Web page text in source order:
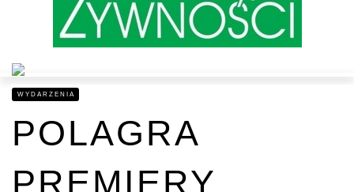
WYDARZENIA
POLAGRA
PREMIERY